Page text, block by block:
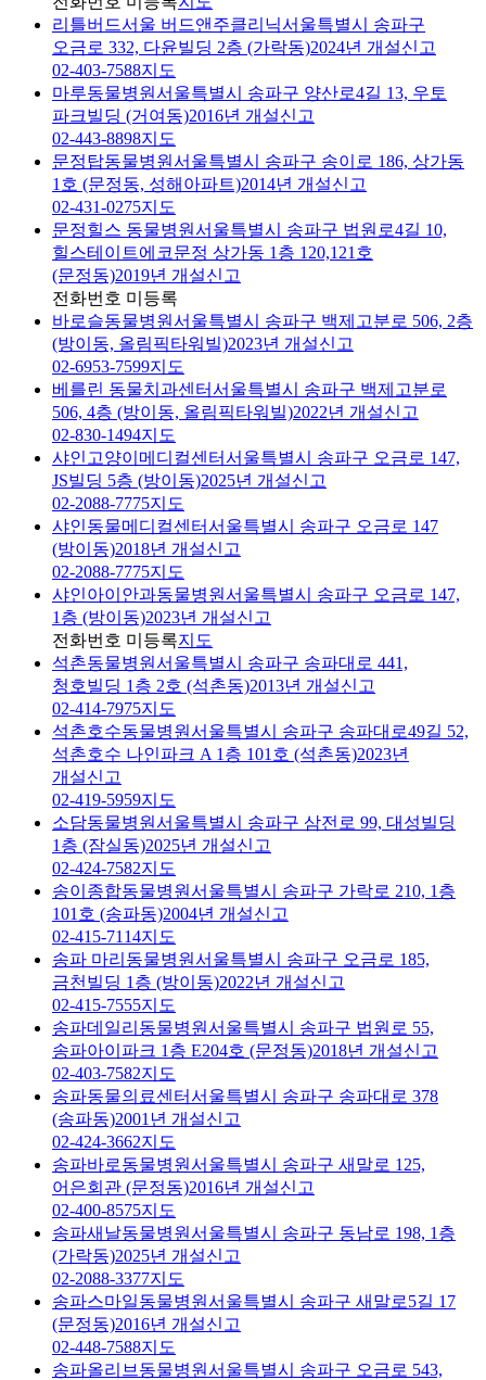
리틀버드서울 버드앤주클리닉서울특별시 송파구
오금로 332, 다윤빌딩 2층 (가락동)2024년 개설신고
02-403-7588지도
마루동물병원서울특별시 송파구 양산로4길 13, 우토
파크빌딩 (거여동)2016년 개설신고
02-443-8898지도
문정탑동물병원서울특별시 송파구 송이로 186, 상가동
1호 (문정동, 성해아파트)2014년 개설신고
02-431-0275지도
문정힐스 동물병원서울특별시 송파구 법원로4길 10,
힐스테이트에코문정 상가동 1층 120,121호
(문정동)2019년 개설신고
전화번호 미등록
바로슬동물병원서울특별시 송파구 백제고분로 506, 2층
(방이동, 올림픽타워빌)2023년 개설신고
02-6953-7599지도
베를린 동물치과센터서울특별시 송파구 백제고분로
506, 4층 (방이동, 올림픽타워빌)2022년 개설신고
02-830-1494지도
샤인고양이메디컬센터서울특별시 송파구 오금로 147,
JS빌딩 5층 (방이동)2025년 개설신고
02-2088-7775지도
샤인동물메디컬센터서울특별시 송파구 오금로 147
(방이동)2018년 개설신고
02-2088-7775지도
샤인아이안과동물병원서울특별시 송파구 오금로 147,
1층 (방이동)2023년 개설신고
전화번호 미등록지도
석촌동물병원서울특별시 송파구 송파대로 441,
청호빌딩 1층 2호 (석촌동)2013년 개설신고
02-414-7975지도
석촌호수동물병원서울특별시 송파구 송파대로49길 52,
석촌호수 나인파크 A 1층 101호 (석촌동)2023년
개설신고
02-419-5959지도
소담동물병원서울특별시 송파구 삼전로 99, 대성빌딩
1층 (잠실동)2025년 개설신고
02-424-7582지도
송이종합동물병원서울특별시 송파구 가락로 210, 1층
101호 (송파동)2004년 개설신고
02-415-7114지도
송파 마리동물병원서울특별시 송파구 오금로 185,
금천빌딩 1층 (방이동)2022년 개설신고
02-415-7555지도
송파데일리동물병원서울특별시 송파구 법원로 55,
송파아이파크 1층 E204호 (문정동)2018년 개설신고
02-403-7582지도
송파동물의료센터서울특별시 송파구 송파대로 378
(송파동)2001년 개설신고
02-424-3662지도
송파바로동물병원서울특별시 송파구 새말로 125,
어은회관 (문정동)2016년 개설신고
02-400-8575지도
송파새날동물병원서울특별시 송파구 동남로 198, 1층
(가락동)2025년 개설신고
02-2088-3377지도
송파스마일동물병원서울특별시 송파구 새말로5길 17
(문정동)2016년 개설신고
02-448-7588지도
송파올리브동물병원서울특별시 송파구 오금로 543,